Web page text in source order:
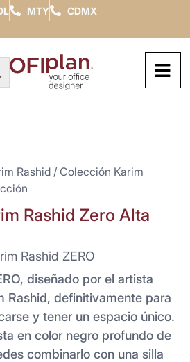
MTY CDMX
Rashid/ Colección Karim
Rashid Zero Alta
Rashid ZERO
diseñado por el artista
Rashid, definitivamente para
y tener un espacio único.
en color negro profundo de
combinarlo con una silla